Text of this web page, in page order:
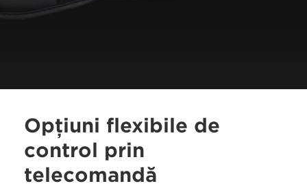
Opţiuni flexibile de
control prin
telecomandă